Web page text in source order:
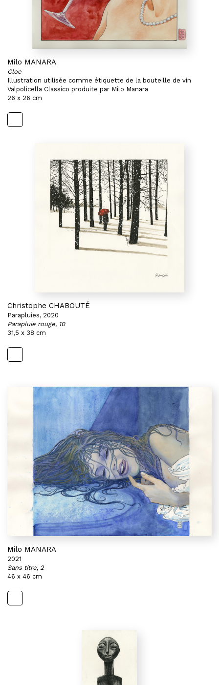
Milo MANARA
Cloe
Illustration utilisée comme étiquette de la bouteille de vin
Valpolicella Classico produite par Milo Manara
26 x 26 cm
Christophe CHABOUTÉ
Parapluies, 2020
Parapluie rouge, 10
31,5 x 38 cm
Milo MANARA
2021
Sans titre, 2
46 x 46 cm